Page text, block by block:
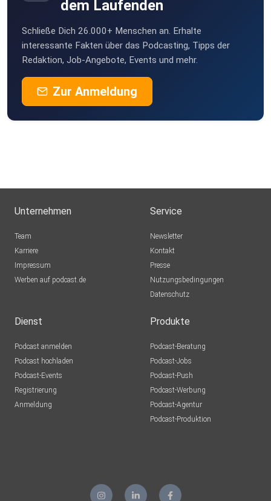
dem Laufenden
Schließe Dich 26.000+ Menschen an. Erhalte
interessante Fakten über das Podcasting, Tipps der
Redaktion, Job-Angebote, Events und mehr.
Zur Anmeldung
Unternehmen
Team
Karriere
Impressum
Werben auf podcast.de
Service
Newsletter
Kontakt
Presse
Nutzungsbedingungen
Datenschutz
Dienst
Podcast anmelden
Podcast hochladen
Podcast-Events
Registrierung
Anmeldung
Produkte
Podcast-Beratung
Podcast-Jobs
Podcast-Push
Podcast-Werbung
Podcast-Agentur
Podcast-Produktion